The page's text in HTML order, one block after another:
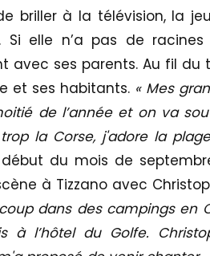
briller à la télévision, la
Si elle n’a pas de racines
avec ses parents. Au fil du
et ses habitants. « Mes
de l’année et on va
trop la Corse, j'adore la
du mois de
à Tizzano avec
dans des campings en
à l’hôtel du Golfe.